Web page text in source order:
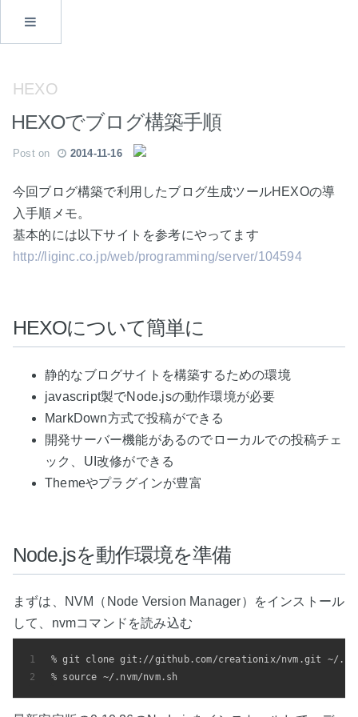
HEXO
HEXOでブログ構築手順
Post on 2014-11-16
今回ブログ構築で利用したブログ生成ツールHEXOの導
入手順メモ。
基本的には以下サイトを参考にやってます
http://liginc.co.jp/web/programming/server/104594
HEXOについて簡単に
静的なブログサイトを構築するための環境
javascript製でNode.jsの動作環境が必要
MarkDown方式で投稿ができる
開発サーバー機能があるのでローカルでの投稿チェ
ック、UI改修ができる
Themeやプラグインが豊富
Node.jsを動作環境を準備
まずは、NVM（Node Version Manager）をインストール
して、nvmコマンドを読み込む
1
2
% git clone git://github.com/creationix/nvm.git ~/
% source ~/.nvm/nvm.sh